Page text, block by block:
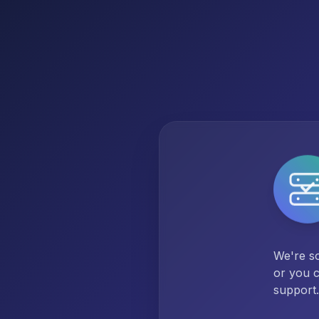
We're
or you
support.